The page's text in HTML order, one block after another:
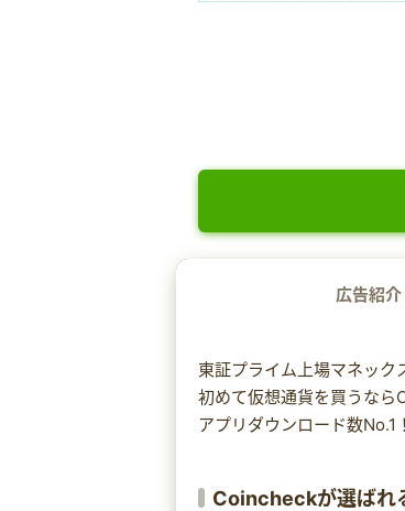
広告紹介
東証プライム上場マネック
初めて仮想通貨を買うなら
アプリダウンロード数No.1
Coincheckが選ばれ